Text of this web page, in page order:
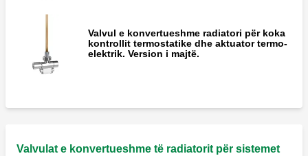
Valvul e konvertueshme radiatori për koka
kontrollit termostatike dhe aktuator termo-
elektrik. Version i majtë.
Valvulat e konvertueshme të radiatorit për sistemet